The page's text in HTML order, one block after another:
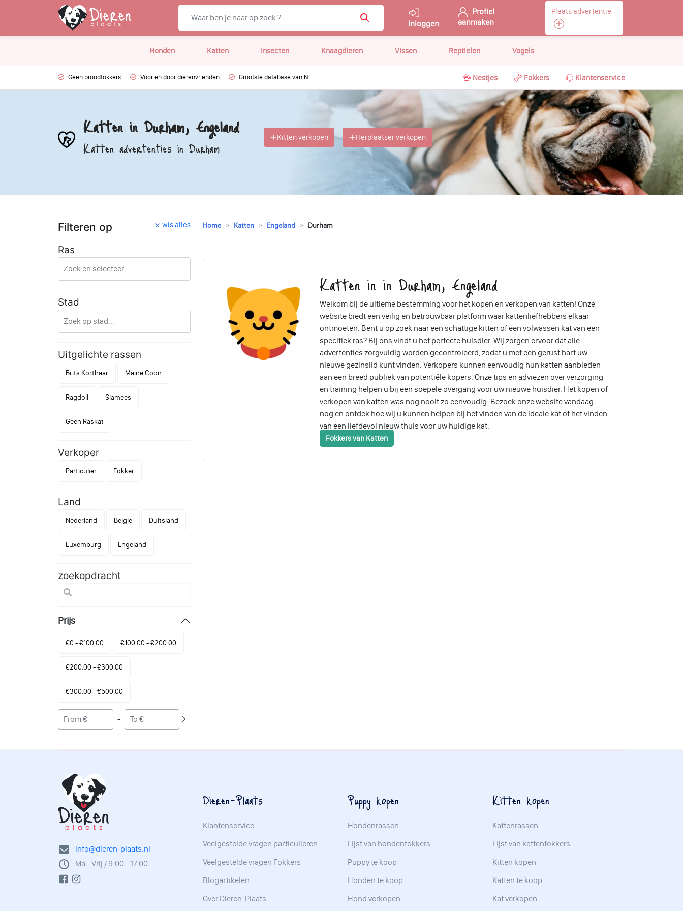
Inloggen
Profiel
aanmaken
Plaats advertentie
Honden Katten Insecten Knaagdieren Vissen Reptielen Vogels
Geen broodfokkers Voor en door dierenvrienden Grootste database van NL Nestjes Fokkers Klantenservice
Katten in Durham, Engeland
Katten advertenties in Durham Kitten verkopen Herplaatser verkopen
Filteren op wis alles
Ras
Stad
Uitgelichte rassen
Brits Korthaar Maine Coon
Ragdoll Siamees
Geen Raskat
Verkoper
Particulier Fokker
Land
Nederland Belgie Duitsland
Luxemburg Engeland
zoekopdracht
Prijs
€0 - €100.00 €100.00 - €200.00
€200.00 - €300.00
€300.00 - €500.00
-
Home Katten Engeland Durham
Katten in in Durham, Engeland
Welkom bij de ultieme bestemming voor het kopen en verkopen van katten! Onze
website biedt een veilig en betrouwbaar platform waar kattenliefhebbers elkaar
ontmoeten. Bent u op zoek naar een schattige kitten of een volwassen kat van een
specifiek ras? Bij ons vindt u het perfecte huisdier. Wij zorgen ervoor dat alle
advertenties zorgvuldig worden gecontroleerd, zodat u met een gerust hart uw
nieuwe gezinslid kunt vinden. Verkopers kunnen eenvoudig hun katten aanbieden
aan een breed publiek van potentiële kopers. Onze tips en adviezen over verzorging
en training helpen u bij een soepele overgang voor uw nieuwe huisdier. Het kopen of
verkopen van katten was nog nooit zo eenvoudig. Bezoek onze website vandaag
nog en ontdek hoe wij u kunnen helpen bij het vinden van de ideale kat of het vinden
van een liefdevol nieuw thuis voor uw huidige kat.
Fokkers van Katten
info@dieren-plaats.nl
Ma - Vrij / 9:00 - 17:00
Dieren-Plaats
Klantenservice
Veelgestelde vragen particulieren
Veelgestelde vragen Fokkers
Blogartikelen
Over Dieren-Plaats
Puppy kopen
Hondenrassen
Lijst van hondenfokkers
Puppy te koop
Honden te koop
Hond verkopen
Kitten kopen
Kattenrassen
Lijst van kattenfokkers
Kitten kopen
Katten te koop
Kat verkopen